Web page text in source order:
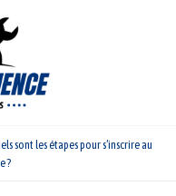
sont les étapes pour s’inscrire au
?